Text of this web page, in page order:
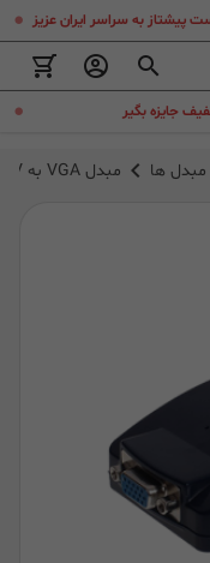
جایزه بگیر .
ها مبدل VGA به AV و S-Video